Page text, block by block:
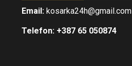
Email: kosarka24h@gmail.com
Telefon: +387 65 050874